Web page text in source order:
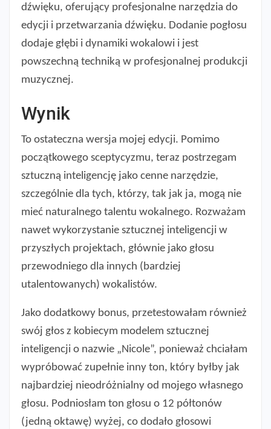
dźwięku, oferujący profesjonalne narzędzia do
edycji i przetwarzania dźwięku. Dodanie pogłosu
dodaje głębi i dynamiki wokalowi i jest
powszechną techniką w profesjonalnej produkcji
muzycznej.
Wynik
To ostateczna wersja mojej edycji. Pomimo
początkowego sceptycyzmu, teraz postrzegam
sztuczną inteligencję jako cenne narzędzie,
szczególnie dla tych, którzy, tak jak ja, mogą nie
mieć naturalnego talentu wokalnego. Rozważam
nawet wykorzystanie sztucznej inteligencji w
przyszłych projektach, głównie jako głosu
przewodniego dla innych (bardziej
utalentowanych) wokalistów.
Jako dodatkowy bonus, przetestowałam również
swój głos z kobiecym modelem sztucznej
inteligencji o nazwie „Nicole”, ponieważ chciałam
wypróbować zupełnie inny ton, który byłby jak
najbardziej nieodróżnialny od mojego własnego
głosu. Podniosłam ton głosu o 12 półtonów
(jedną oktawę) wyżej, co dodało głosowi